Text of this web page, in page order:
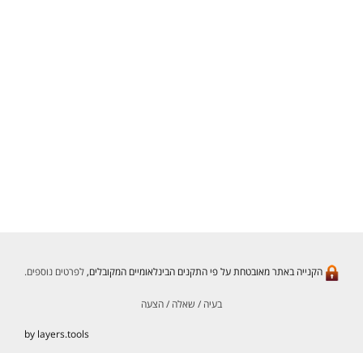
הקנייה באתר מאובטחת על פי התקנים הבינלאומיים המקובלים,לפרטים נוספים.
בעיה / שאלה / הצעה
by layers.tools